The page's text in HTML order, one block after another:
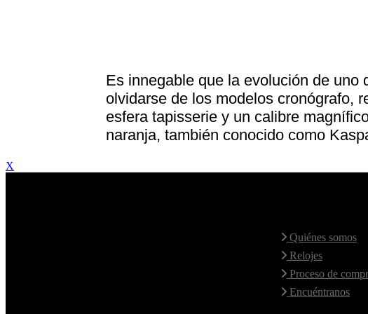
Es innegable que la evolución de
olvidarse de los modelos cronógrafo,
esfera tapisserie y un calibre
naranja, también conocido como
X
Quiénes somos
Relojes
Proceso de
Encuéntranos